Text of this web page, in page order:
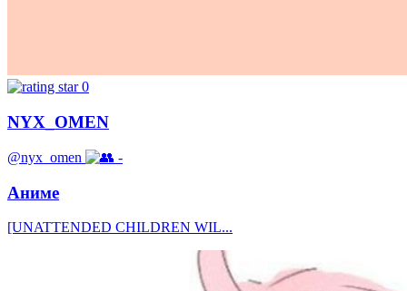
0
NYX_OMEN
@nyx_omen -
Аниме
[UNATTENDED CHILDREN WIL...